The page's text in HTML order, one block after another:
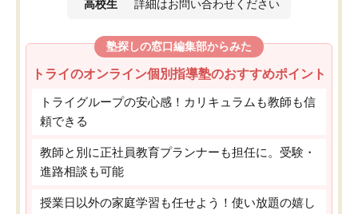
高校生 詳細はお問い合わせください
塾探しの窓口編集部からみた
トライのオンライン個別指導塾のおすすめポイント
トライグループの安心感！カリキュラムも教師も信
頼できる
教師と別に正社員教育プランナーも担任に。受験・
進路相談も可能
授業日以外の家庭学習も任せよう！使い放題の嬉し